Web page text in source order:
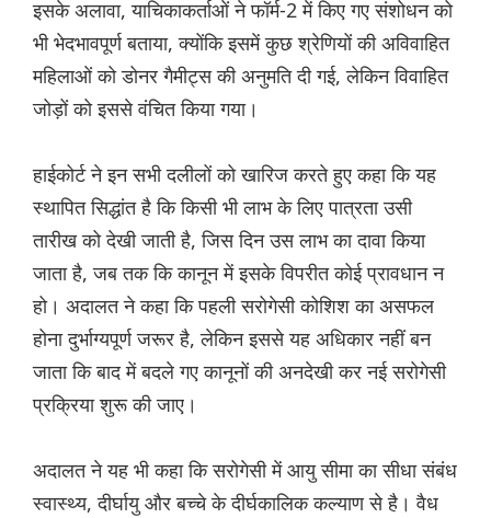
इसके अलावा, याचिकाकर्ताओं ने फॉर्म-2 में किए गए संशोधन को
भी भेदभावपूर्ण बताया, क्योंकि इसमें कुछ श्रेणियों की अविवाहित
महिलाओं को डोनर गैमीट्स की अनुमति दी गई, लेकिन विवाहित
जोड़ों को इससे वंचित किया गया।
हाईकोर्ट ने इन सभी दलीलों को खारिज करते हुए कहा कि यह
स्थापित सिद्धांत है कि किसी भी लाभ के लिए पात्रता उसी
तारीख को देखी जाती है, जिस दिन उस लाभ का दावा किया
जाता है, जब तक कि कानून में इसके विपरीत कोई प्रावधान न
हो। अदालत ने कहा कि पहली सरोगेसी कोशिश का असफल
होना दुर्भाग्यपूर्ण जरूर है, लेकिन इससे यह अधिकार नहीं बन
जाता कि बाद में बदले गए कानूनों की अनदेखी कर नई सरोगेसी
प्रक्रिया शुरू की जाए।
अदालत ने यह भी कहा कि सरोगेसी में आयु सीमा का सीधा संबंध
स्वास्थ्य, दीर्घायु और बच्चे के दीर्घकालिक कल्याण से है। वैध